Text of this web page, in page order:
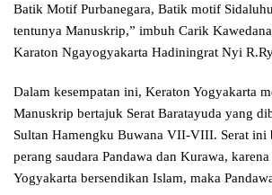
Batik Motif Purbanegara, Batik motif
tentunya Manuskrip,” imbuh Carik
Karaton Ngayogyakarta Hadiningrat Nyi
Dalam kesempatan ini, Keraton Yogyakarta
Manuskrip bertajuk Serat Baratayuda yang
Sultan Hamengku Buwana VII-VIII. Serat ini
perang saudara Pandawa dan Kurawa,
Yogyakarta bersendikan Islam, maka